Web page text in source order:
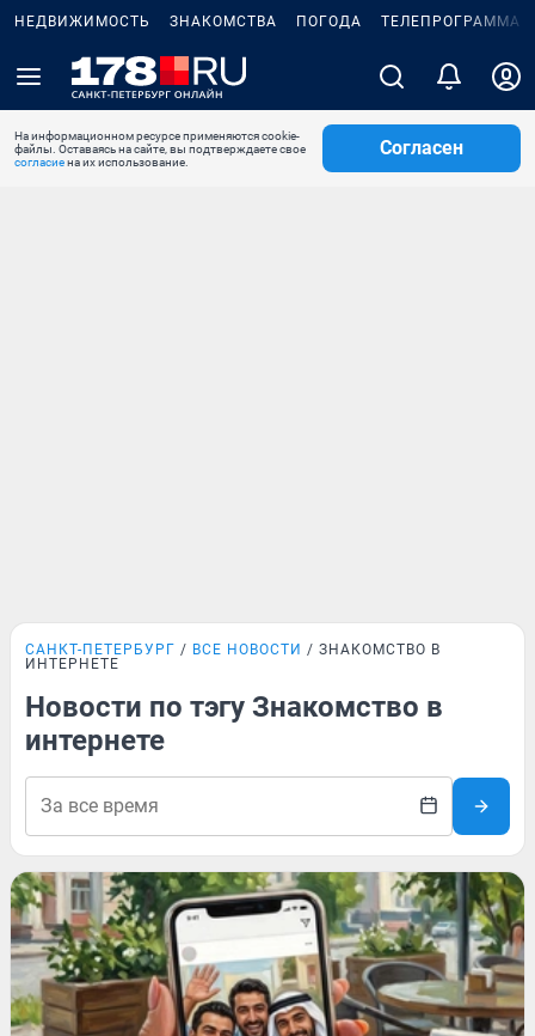
НЕДВИЖИМОСТЬ ЗНАКОМСТВА ПОГОДА ТЕЛЕПРОГРАММА
На информационном ресурсе применяются cookie-
файлы. Оставаясь на сайте, вы подтверждаете свое
согласиена их использование.
Согласен
САНКТ-ПЕТЕРБУРГ ВСЕ НОВОСТИ
ЗНАКОМСТВО В
ИНТЕРНЕТЕ
Новости по тэгу Знакомство в
интернете